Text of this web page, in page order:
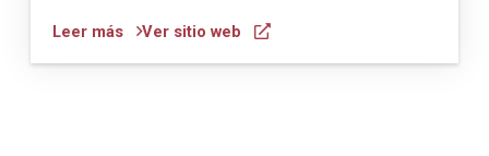
Leer más Ver sitio web